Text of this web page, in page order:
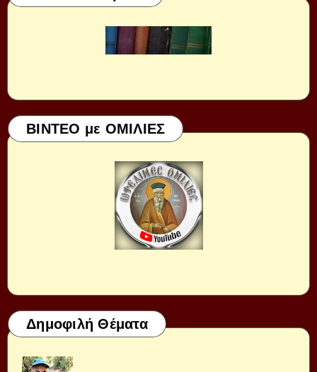
ΒΙΝΤΕΟ με ΟΜΙΛΙΕΣ
Δημοφιλή Θέματα